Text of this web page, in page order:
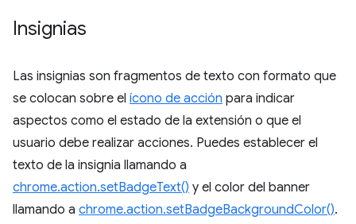
Insignias
Las insignias son fragmentos de texto con formato que
se colocan sobre el ícono de acción para indicar
aspectos como el estado de la extensión o que el
usuario debe realizar acciones. Puedes establecer el
texto de la insignia llamando a
chrome.action.setBadgeText() y el color del banner
llamando a chrome.action.setBadgeBackgroundColor().